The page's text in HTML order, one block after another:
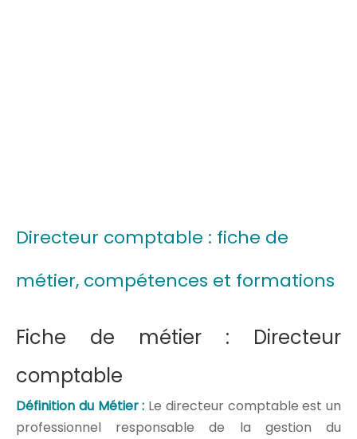
Directeur comptable : fiche de
métier, compétences et formations
Fiche de métier : Directeur
comptable
Définition du Métier : Le directeur comptable est un
professionnel responsable de la gestion du